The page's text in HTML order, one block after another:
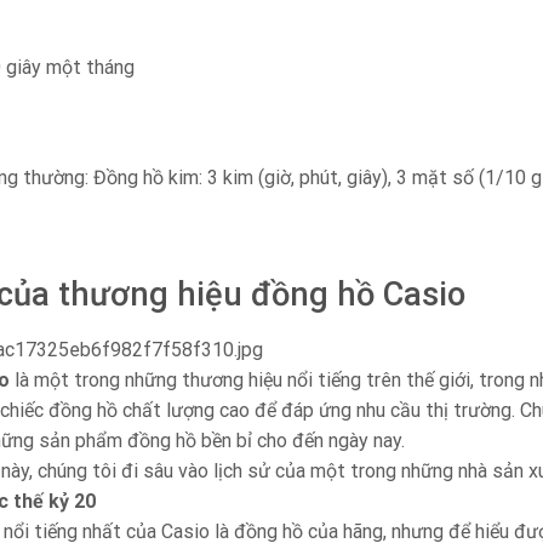
giây một tháng
thường: Đồng hồ kim: 3 kim (giờ, phút, giây), 3 mặt số (1/10
thương hiệu đồng hồ Casio
là một trong những thương hiệu nổi tiếng trên thế giới, trong
đồng hồ chất lượng cao để đáp ứng nhu cầu thị trường.
sản phẩm đồng hồ bền bỉ cho đến ngày nay.
chúng tôi đi sâu vào lịch sử của một trong những nhà sản
thế kỷ 20
tiếng nhất của Casio là đồng hồ của hãng, nhưng để hiểu